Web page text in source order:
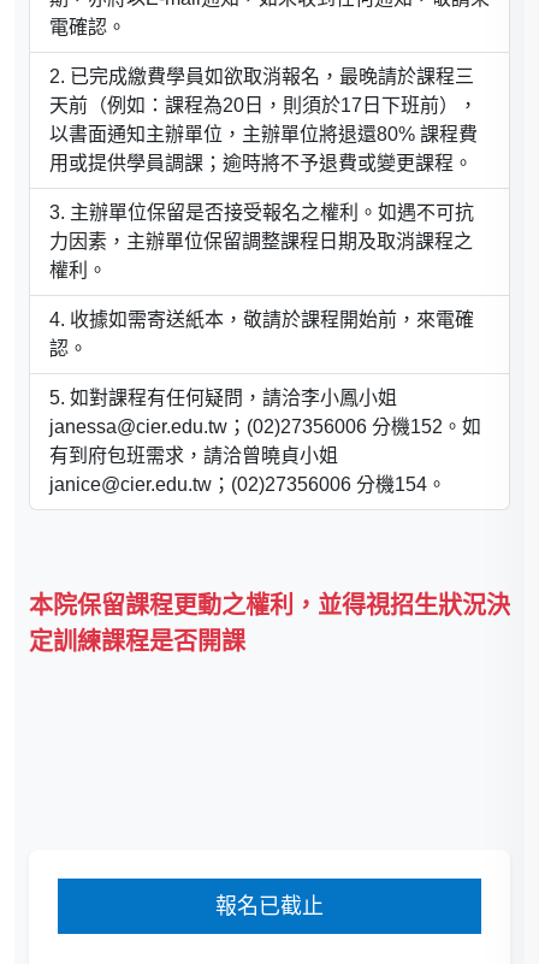
電確認。
已完成繳費學員如欲取消報名，最晚請於課程三
天前（例如：課程為20日，則須於17日下班前），
以書面通知主辦單位，主辦單位將退還80% 課程費
用或提供學員調課；逾時將不予退費或變更課程。
主辦單位保留是否接受報名之權利。如遇不可抗
力因素，主辦單位保留調整課程日期及取消課程之
權利。
收據如需寄送紙本，敬請於課程開始前，來電確
認。
如對課程有任何疑問，請洽李小鳳小姐
janessa@cier.edu.tw；(02)27356006 分機152。如
有到府包班需求，請洽曾曉貞小姐
janice@cier.edu.tw；(02)27356006 分機154。
本院保留課程更動之權利，並得視招生狀況決
定訓練課程是否開課
報名已截止